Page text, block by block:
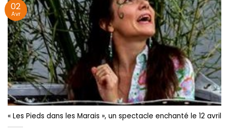
« Les Pieds dans les Marais », un spectacle enchanté le 12 avril
02
Avr